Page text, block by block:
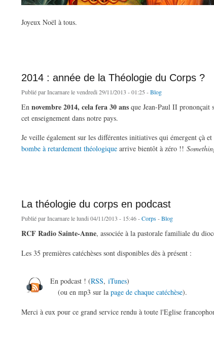
Joyeux Noël à tous.
2014 : année de la Théologie du Corps ?
Publié parIncarnarele vendredi 29/11/2013 - 01:25 -Blog
En novembre 2014, cela fera 30 ans que Jean-Paul II prononçait
cet enseignement dans notre pays.
Je veille également sur les différentes initiatives qui émergent çà
bombe à retardement théologique arrive bientôt à zéro !!
La théologie du corps en podcast
Publié parIncarnarele lundi 04/11/2013 - 15:46 -Corps -Blog
RCF Radio Sainte-Anne, associée à la pastorale familiale du
Les 35 premières catéchèses sont disponibles dès à présent :
En podcast ! (RSS, iTunes)
(ou en mp3 sur la page de chaque catéchèse).
Merci à eux pour ce grand service rendu à toute l'Eglise